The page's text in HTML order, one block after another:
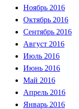
Ноябрь 2016
Октябрь 2016
Сентябрь 2016
Август 2016
Июль 2016
Июнь 2016
Май 2016
Апрель 2016
Январь 2016